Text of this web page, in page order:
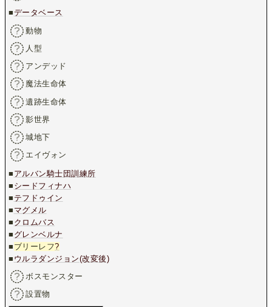
■データベース
動物
人型
アンデッド
魔法生命体
遺跡生命体
影世界
城地下
エイヴォン
■ アルバン騎士団訓練所
■ シードフィナハ
■ テフドゥイン
■ マグメル
■ クロムバス
■ グレンベルナ
■ ブリーレフ?
■ ウルラダンジョン(改変後)
ボスモンスター
設置物